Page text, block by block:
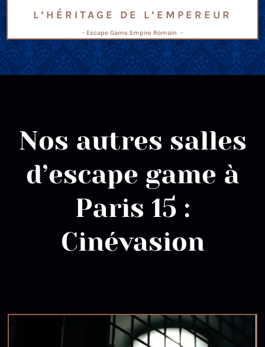
L’HÉRITAGE DE L’EMPEREUR
- Escape Game Empire Romain -
Nos autres salles
d’escape game à
Paris 15 :
Cinévasion